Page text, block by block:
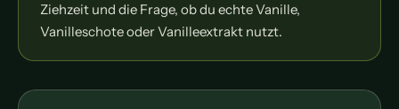
Ziehzeit und die Frage, ob du echte Vanille,
Vanilleschote oder Vanilleextrakt nutzt.